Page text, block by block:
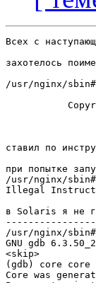
Всех с
захотелось
/usr/nginx/
ставил по
при попытке
/usr/nginx/
Illegal
в Solaris я не
/usr/nginx/
GNU gdb
<skip>
(gdb) core core
Core was